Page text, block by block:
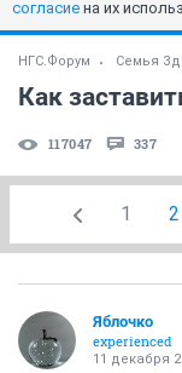
согласие на их
НГС.Форум Семья
117047 337
1 2
Яблочко
experienced
11 декабря